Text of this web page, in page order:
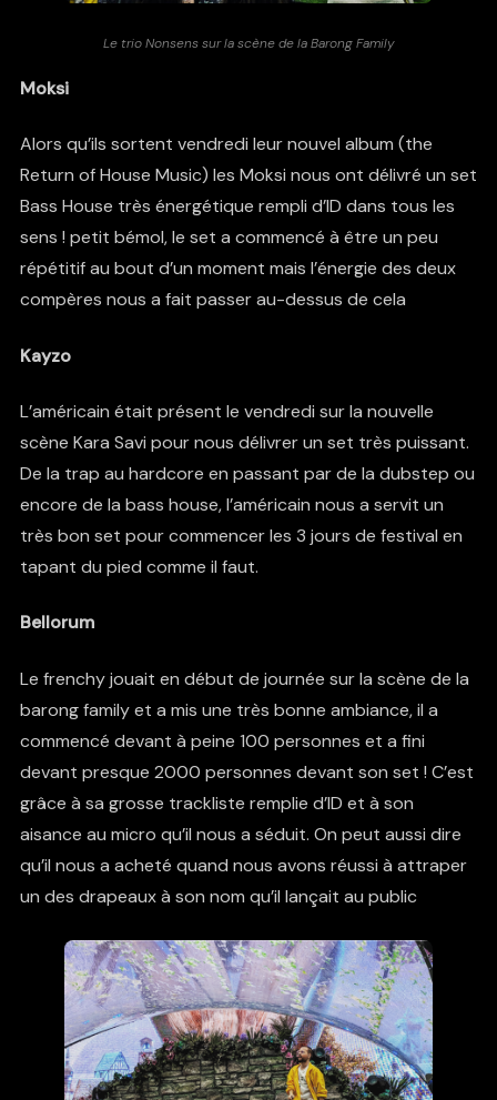
Le trio Nonsens sur la scène de la Barong Family
Moksi
Alors qu’ils sortent vendredi leur nouvel album (the
Return of House Music) les Moksi nous ont délivré un set
Bass House très énergétique rempli d’ID dans tous les
sens ! petit bémol, le set a commencé à être un peu
répétitif au bout d’un moment mais l’énergie des deux
compères nous a fait passer au-dessus de cela
Kayzo
L’américain était présent le vendredi sur la nouvelle
scène Kara Savi pour nous délivrer un set très puissant.
De la trap au hardcore en passant par de la dubstep ou
encore de la bass house, l’américain nous a servit un
très bon set pour commencer les 3 jours de festival en
tapant du pied comme il faut.
Bellorum
Le frenchy jouait en début de journée sur la scène de la
barong family et a mis une très bonne ambiance, il a
commencé devant à peine 100 personnes et a fini
devant presque 2000 personnes devant son set ! C’est
grâce à sa grosse trackliste remplie d’ID et à son
aisance au micro qu’il nous a séduit. On peut aussi dire
qu’il nous a acheté quand nous avons réussi à attraper
un des drapeaux à son nom qu’il lançait au public